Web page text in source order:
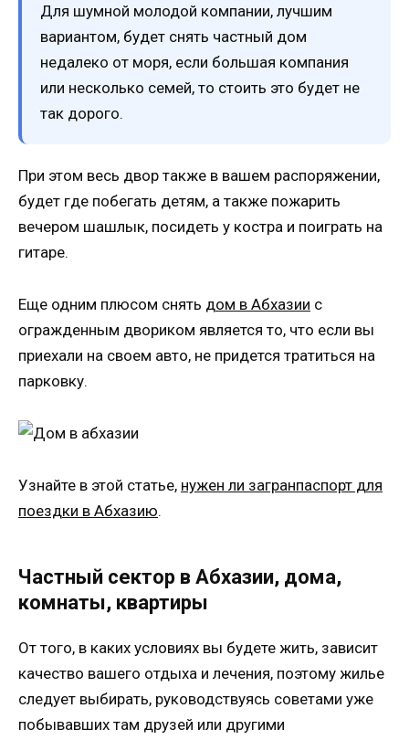
Для шумной молодой компании, лучшим
вариантом, будет снять частный дом
недалеко от моря, если большая компания
или несколько семей, то стоить это будет не
так дорого.
При этом весь двор также в вашем распоряжении,
будет где побегать детям, а также пожарить
вечером шашлык, посидеть у костра и поиграть на
гитаре.
Еще одним плюсом снять дом в Абхазии с
огражденным двориком является то, что если вы
приехали на своем авто, не придется тратиться на
парковку.
Узнайте в этой статье, нужен ли загранпаспорт для
поездки в Абхазию.
Частный сектор в Абхазии, дома,
комнаты, квартиры
От того, в каких условиях вы будете жить, зависит
качество вашего отдыха и лечения, поэтому жилье
следует выбирать, руководствуясь советами уже
побывавших там друзей или другими